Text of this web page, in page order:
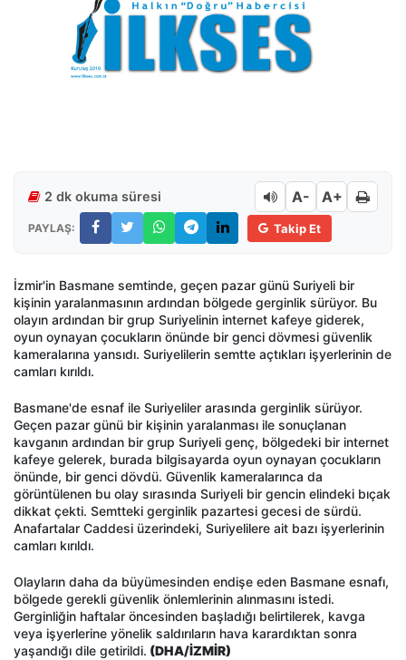
2 dk okuma süresi A- A+
PAYLAŞ: Takip Et
İzmir'in Basmane semtinde, geçen pazar günü Suriyeli bir
kişinin yaralanmasının ardından bölgede gerginlik sürüyor. Bu
olayın ardından bir grup Suriyelinin internet kafeye giderek,
oyun oynayan çocukların önünde bir genci dövmesi güvenlik
kameralarına yansıdı. Suriyelilerin semtte açtıkları işyerlerinin de
camları kırıldı.
Basmane'de esnaf ile Suriyeliler arasında gerginlik sürüyor.
Geçen pazar günü bir kişinin yaralanması ile sonuçlanan
kavganın ardından bir grup Suriyeli genç, bölgedeki bir internet
kafeye gelerek, burada bilgisayarda oyun oynayan çocukların
önünde, bir genci dövdü. Güvenlik kameralarınca da
görüntülenen bu olay sırasında Suriyeli bir gencin elindeki bıçak
dikkat çekti. Semtteki gerginlik pazartesi gecesi de sürdü.
Anafartalar Caddesi üzerindeki, Suriyelilere ait bazı işyerlerinin
camları kırıldı.
Olayların daha da büyümesinden endişe eden Basmane esnafı,
bölgede gerekli güvenlik önlemlerinin alınmasını istedi.
Gerginliğin haftalar öncesinden başladığı belirtilerek, kavga
veya işyerlerine yönelik saldırıların hava karardıktan sonra
yaşandığı dile getirildi. (DHA/İZMİR)